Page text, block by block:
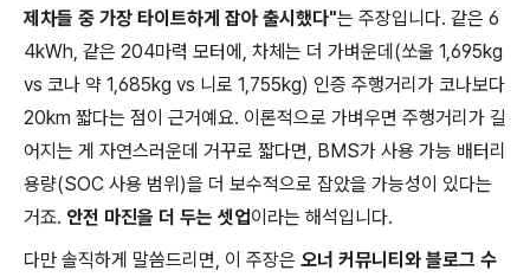
제차들 중 가장 타이트하게 잡아 출시했다"는 주장입니다. 같은 6
4kWh, 같은 204마력 모터에, 차체는 더 가벼운데(쏘울 1,695kg
vs 코나 약 1,685kg vs 니로 1,755kg) 인증 주행거리가 코나보다
20km 짧다는 점이 근거예요. 이론적으로 가벼우면 주행거리가 길
어지는 게 자연스러운데 거꾸로 짧다면, BMS가 사용 가능 배터리
용량(SOC 사용 범위)을 더 보수적으로 잡았을 가능성이 있다는
거죠. 안전 마진을 더 두는 셋업이라는 해석입니다.
다만 솔직하게 말씀드리면, 이 주장은 오너 커뮤니티와 블로그 수